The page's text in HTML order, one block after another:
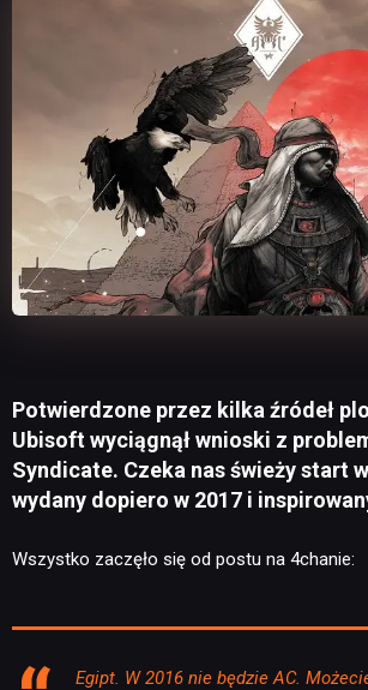
Potwierdzone przez kilka źródeł
Ubisoft wyciągnął wnioski z
Syndicate. Czeka nas świeży start
wydany dopiero w 2017 i
Wszystko zaczęło się od postu na 4chanie:
Egipt. W 2016 nie będzie AC.